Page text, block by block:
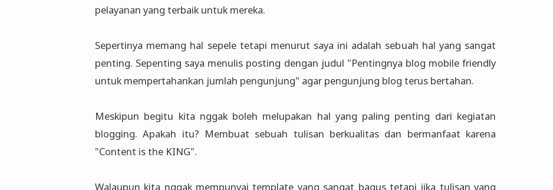
pelayanan yang terbaik untuk mereka.
Sepertinya memang hal sepele tetapi menurut saya ini adalah sebuah hal yang sangat
penting. Sepenting saya menulis posting dengan judul "Pentingnya blog mobile friendly
untuk mempertahankan jumlah pengunjung" agar pengunjung blog terus bertahan.
Meskipun begitu kita nggak boleh melupakan hal yang paling penting dari kegiatan
blogging. Apakah itu? Membuat sebuah tulisan berkualitas dan bermanfaat karena
"Content is the KING".
Walaupun kita nggak mempunyai template yang sangat bagus tetapi jika tulisan yang